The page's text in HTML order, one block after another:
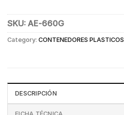
SKU: AE-660G
Category: CONTENEDORES PLASTICOS
DESCRIPCIÓN